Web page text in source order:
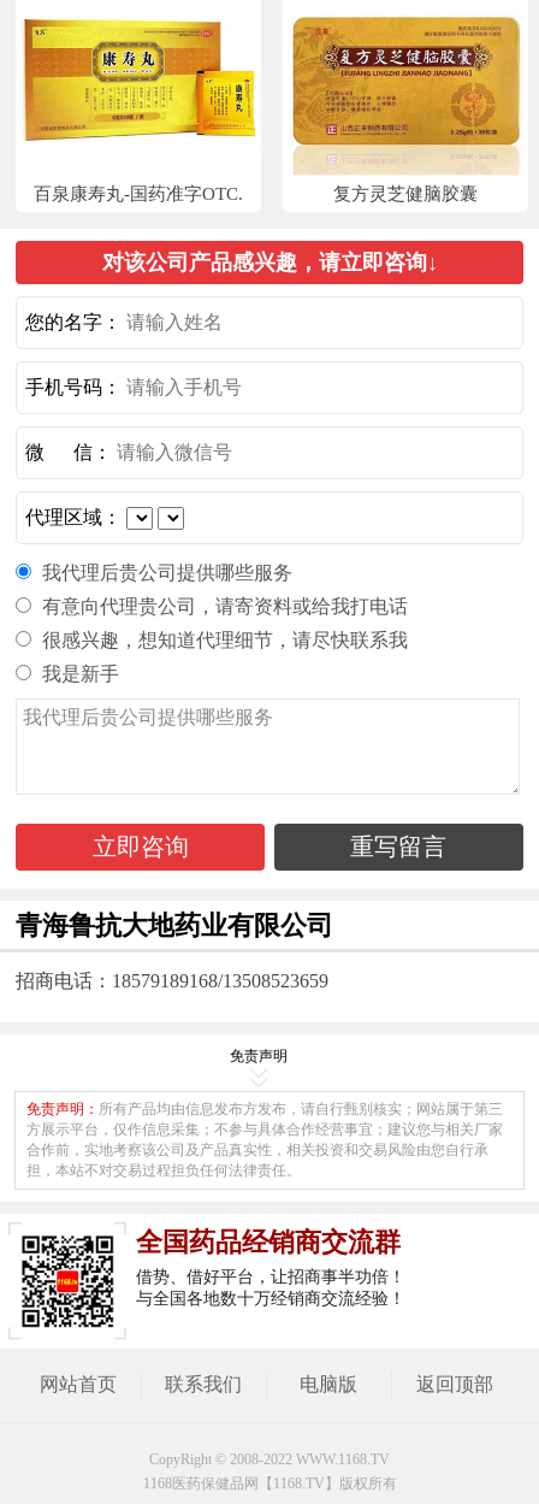
百泉康寿丸-国药准字OTC. 复方灵芝健脑胶囊
对该公司产品感兴趣，请立即咨询↓
您的名字：
手机号码：
微 信：
代理区域：
我代理后贵公司提供哪些服务
有意向代理贵公司，请寄资料或给我打电话
很感兴趣，想知道代理细节，请尽快联系我
我是新手
立即咨询 重写留言
青海鲁抗大地药业有限公司
招商电话：18579189168/13508523659
免责声明
免责声明： 所有产品均由信息发布方发布，请自行甄别核实；网站属于第三
方展示平台，仅作信息采集；不参与具体合作经营事宜；建议您与相关厂家
合作前，实地考察该公司及产品真实性，相关投资和交易风险由您自行承
担，本站不对交易过程担负任何法律责任。
全国药品经销商交流群
借势、借好平台，让招商事半功倍！
与全国各地数十万经销商交流经验！
网站首页 联系我们 电脑版 返回顶部
CopyRight © 2008-2022 WWW.1168.TV
1168医药保健品网【1168.TV】版权所有